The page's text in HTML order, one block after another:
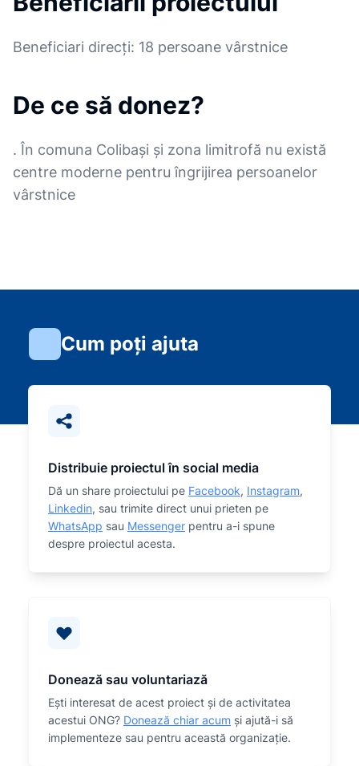
Beneficiari direcți: 18 persoane vârstnice
De ce să donez?
. În comuna Colibași și zona limitrofă nu există
centre moderne pentru îngrijirea persoanelor
vârstnice
Cum poți ajuta
Distribuie proiectul în social media
Dă un share proiectului pe Facebook, Instagram,
Linkedin, sau trimite direct unui prieten pe
WhatsApp sau Messenger pentru a-i spune
despre proiectul acesta.
Donează sau voluntariază
Eşti interesat de acest proiect și de activitatea
acestui ONG? Donează chiar acum și ajută-i să
implementeze sau pentru această organizaţie.